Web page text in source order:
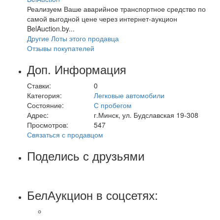
Реализуем Ваше аварийное транспортное средство по
самой выгодной цене через интернет-аукцион
BelAuction.by...
Другие Лоты этого продавца
Отзывы покупателей
Доп. Информация
Ставки:
0
Категория:
Легковые автомобили
Состояние:
С пробегом
Адрес:
г.Минск, ул. Будславская 19-308
Просмотров:
547
Связаться с продавцом
Поделись с друзьями
БелАукцион в соцсетях: